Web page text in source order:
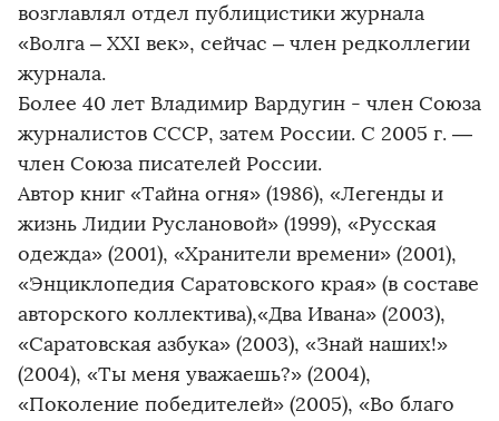
возглавлял отдел публицистики журнала
«Волга – ХХI век», сейчас – член редколлегии
журнала.
Более 40 лет Владимир Вардугин - член Союза
журналистов СССР, затем России. С 2005 г. —
член Союза писателей России.
Автор книг «Тайна огня» (1986), «Легенды и
жизнь Лидии Руслановой» (1999), «Русская
одежда» (2001), «Хранители времени» (2001),
«Энциклопедия Саратовского края» (в составе
авторского коллектива),«Два Ивана» (2003),
«Саратовская азбука» (2003), «Знай наших!»
(2004), «Ты меня уважаешь?» (2004),
«Поколение победителей» (2005), «Во благо